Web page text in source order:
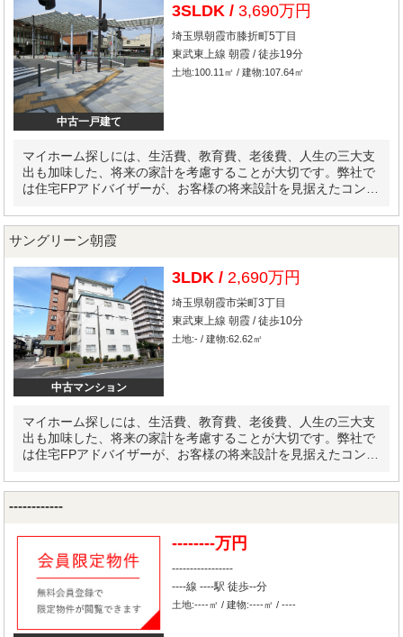
中古一戸建て
3SLDK / 3,690万円
埼玉県朝霞市膝折町5丁目
東武東上線 朝霞 / 徒歩19分
土地:100.11㎡ / 建物:107.64㎡
マイホーム探しには、生活費、教育費、老後費、人生の三大支
出も加味した、将来の家計を考慮することが大切です。弊社で
は住宅FPアドバイザーが、お客様の将来設計を見据えたコンサ
サングリーン朝霞
中古マンション
3LDK / 2,690万円
埼玉県朝霞市栄町3丁目
東武東上線 朝霞 / 徒歩10分
土地:- / 建物:62.62㎡
マイホーム探しには、生活費、教育費、老後費、人生の三大支
出も加味した、将来の家計を考慮することが大切です。弊社で
は住宅FPアドバイザーが、お客様の将来設計を見据えたコンサ
------------
--------万円
-----------------
----線 ----駅 徒歩--分
土地:----㎡ / 建物:----㎡ / ----